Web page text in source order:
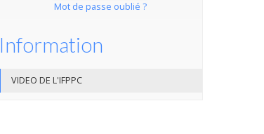
Mot de passe oublié ?
Information
VIDEO DE L'IFPPC